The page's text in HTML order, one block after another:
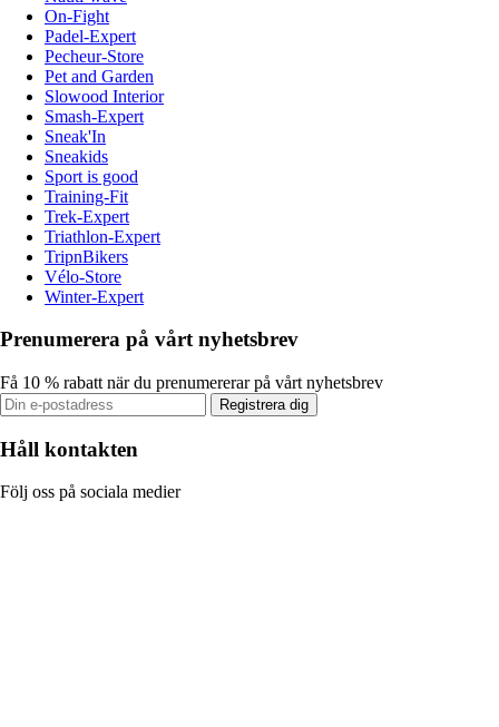
On-Fight
Padel-Expert
Pecheur-Store
Pet and Garden
Slowood Interior
Smash-Expert
Sneak'In
Sneakids
Sport is good
Training-Fit
Trek-Expert
Triathlon-Expert
TripnBikers
Vélo-Store
Winter-Expert
Prenumerera på vårt nyhetsbrev
Få 10 % rabatt när du prenumererar på vårt nyhetsbrev
Registrera dig
Håll kontakten
Följ oss på sociala medier